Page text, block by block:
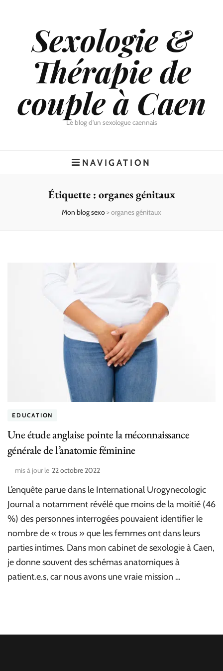
Sexologie &
Thérapie de
couple à Caen
Le blog d'un sexologue caennais
NAVIGATION
Étiquette : organes génitaux
Mon blog sexo>organes génitaux
EDUCATION
Une étude anglaise pointe la méconnaissance
générale de l’anatomie féminine
mis à jour le 22 octobre 2022
L’enquête parue dans le International Urogynecologic
Journal a notamment révélé que moins de la moitié (46
%) des personnes interrogées pouvaient identifier le
nombre de « trous » que les femmes ont dans leurs
parties intimes. Dans mon cabinet de sexologie à Caen,
je donne souvent des schémas anatomiques à
patient.e.s, car nous avons une vraie mission …